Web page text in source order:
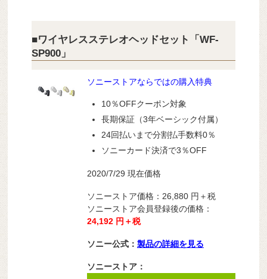
■ワイヤレスステレオヘッドセット「WF-
SP900」
ソニーストアならではの購入特典
10％OFFクーポン対象
長期保証（3年ベーシック付属）
24回払いまで分割払手数料0％
ソニーカード決済で3％OFF
2020/7/29 現在価格
ソニーストア価格：26,880 円＋税
ソニーストア会員登録後の価格：
24,192 円＋税
ソニー公式： 製品の詳細を見る
ソニーストア：